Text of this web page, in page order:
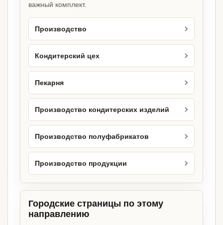
важный комплект.
Производство
Кондитерский цех
Пекарня
Производство кондитерских изделий
Производство полуфабрикатов
Производство продукции
Городские страницы по этому
направлению